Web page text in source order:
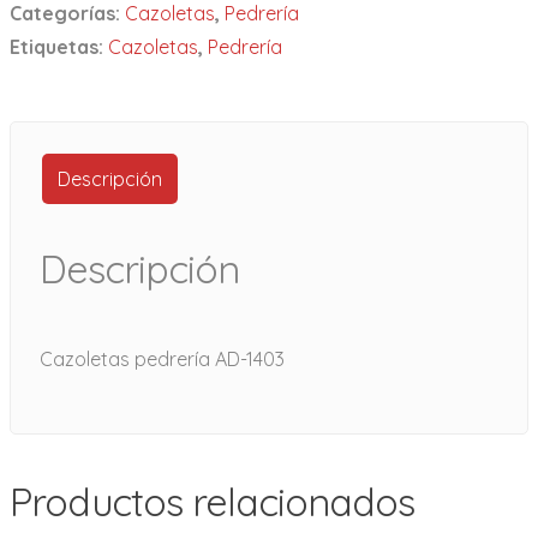
Categorías: Cazoletas, Pedrería
Etiquetas: Cazoletas, Pedrería
Descripción
Descripción
Cazoletas pedrería AD-1403
Productos relacionados